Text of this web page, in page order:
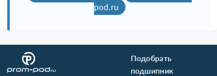
pod.ru
Подобрать
подшипник